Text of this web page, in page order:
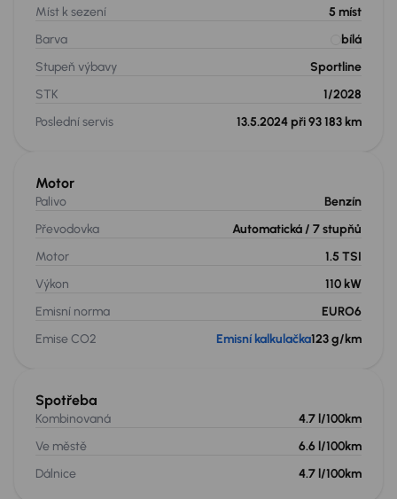
Míst k sezení
5 míst
Barva
bílá
Stupeň výbavy
Sportline
STK
1/2028
Poslední servis
13.5.2024 při 93 183 km
Motor
Palivo
Benzín
Převodovka
Automatická / 7 stupňů
Motor
1.5 TSI
Výkon
110 kW
Emisní norma
EURO6
Emise CO2
Emisní kalkulačka123 g/km
Spotřeba
Kombinovaná
4.7 l/100km
Ve městě
6.6 l/100km
Dálnice
4.7 l/100km